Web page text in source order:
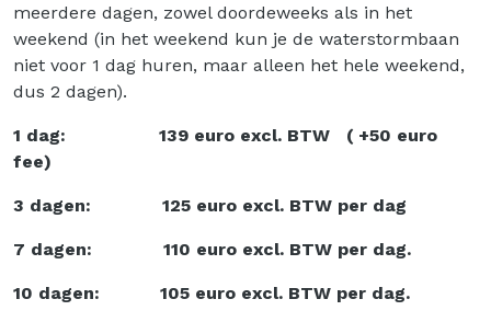
meerdere dagen, zowel doordeweeks als in het
weekend (in het weekend kun je de waterstormbaan
niet voor 1 dag huren, maar alleen het hele weekend,
dus 2 dagen).
1 dag: 139 euro excl. BTW ( +50 euro
fee)
3 dagen: 125 euro excl. BTW per dag
7 dagen: 110 euro excl. BTW per dag.
10 dagen: 105 euro excl. BTW per dag.